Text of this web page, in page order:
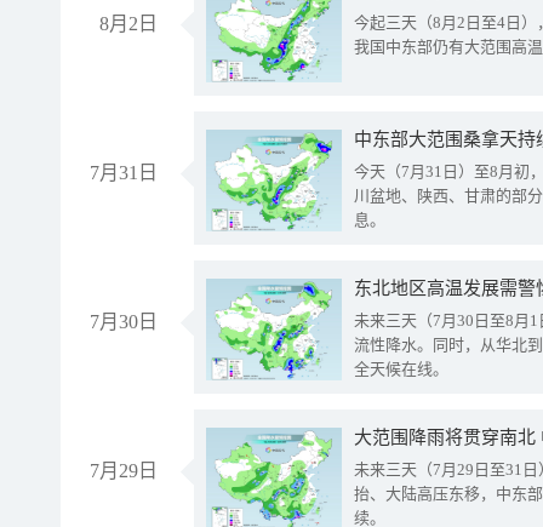
8月2日
今起三天（8月2日至4日
我国中东部仍有大范围高
7月31日
中东部大范围桑拿天
今天（7月31日）至8月初
川盆地、陕西、甘肃的部
息。
7月30日
东北地区高温发展需
未来三天（7月30日至8月
流性降水。同时，从华北
全天候在线。
7月29日
大范围降雨将贯穿南
未来三天（7月29日至31
抬、大陆高压东移，中东
续。